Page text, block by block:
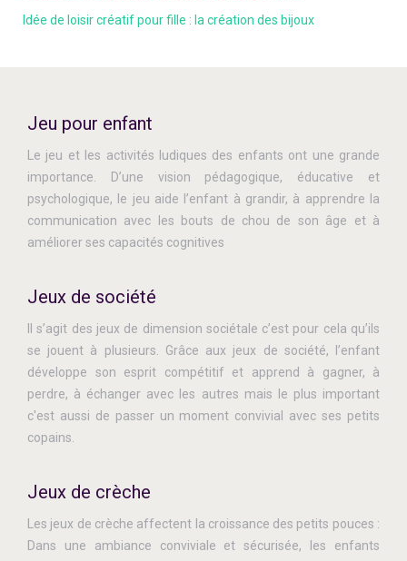
Idée de loisir créatif pour fille : la création des bijoux
Jeu pour enfant
Le jeu et les activités ludiques des enfants ont une grande
importance. D’une vision pédagogique, éducative et
psychologique, le jeu aide l’enfant à grandir, à apprendre la
communication avec les bouts de chou de son âge et à
améliorer ses capacités cognitives
Jeux de société
Il s’agit des jeux de dimension sociétale c’est pour cela qu’ils
se jouent à plusieurs. Grâce aux jeux de société, l’enfant
développe son esprit compétitif et apprend à gagner, à
perdre, à échanger avec les autres mais le plus important
c'est aussi de passer un moment convivial avec ses petits
copains.
Jeux de crèche
Les jeux de crèche affectent la croissance des petits pouces :
Dans une ambiance conviviale et sécurisée, les enfants